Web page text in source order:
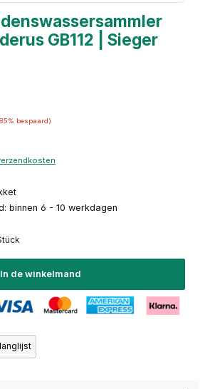
GB112 | Sieger
bespaard)
binnen 6 - 10 werkdagen
In de winkelmand